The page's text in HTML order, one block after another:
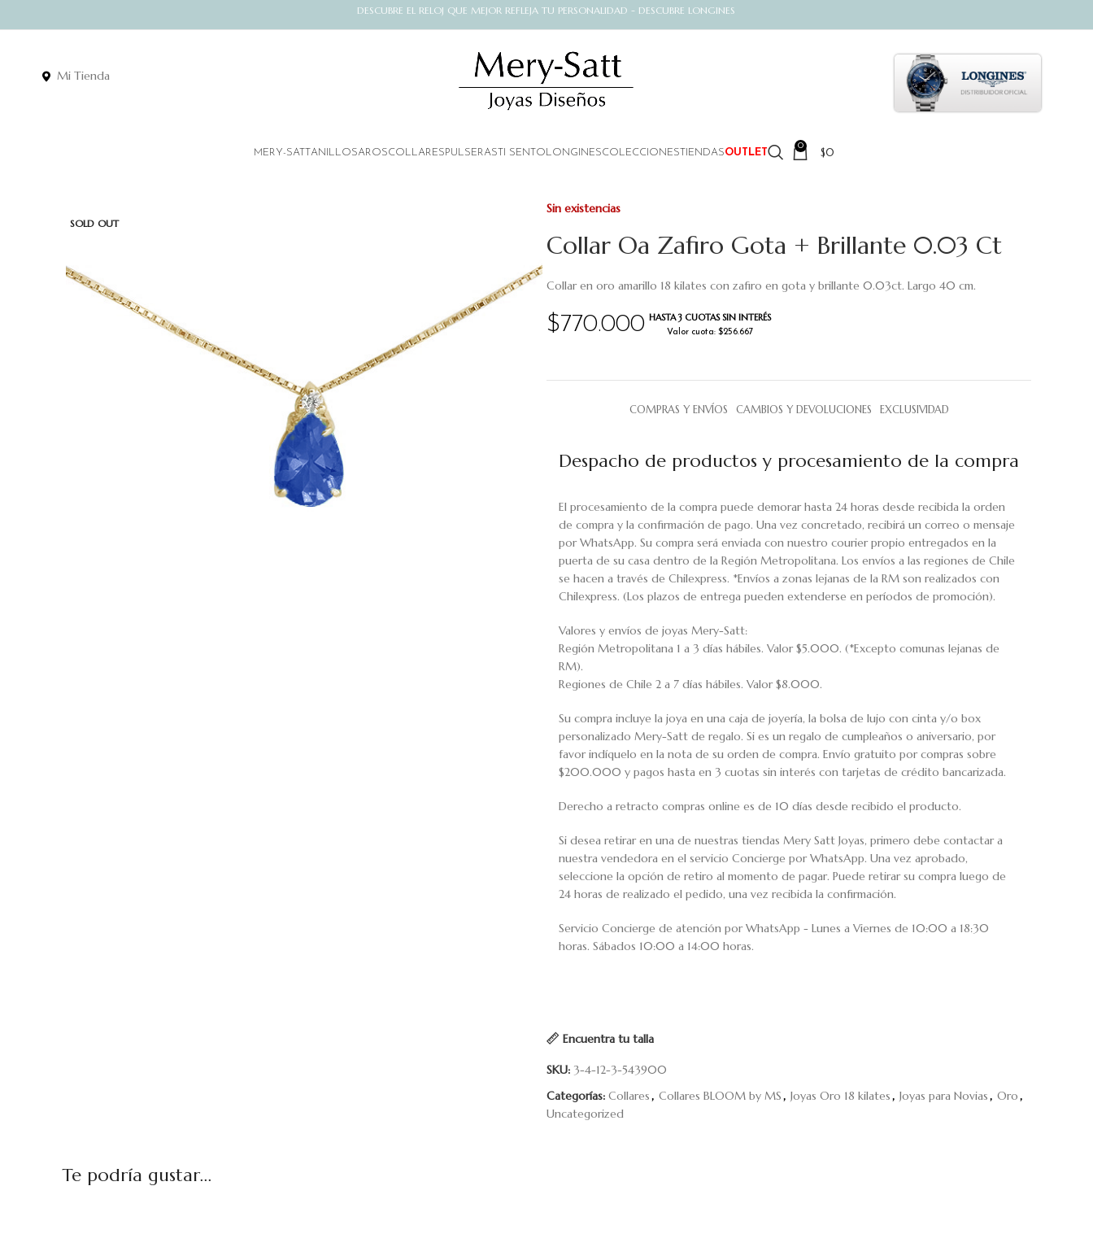
DESCUBRE EL RELOJ QUE MEJOR REFLEJA TU PERSONALIDAD - DESCUBRE LONGINES
Mi Tienda
MERY-SATTANILLOSAROSCOLLARES PULSERASTI SENTO LONGINESCOLECCIONESTIENDASOUTLET
0 $0
SOLD OUT
Collar Oa Zafiro Gota + Brillante 0.03 Ct
$770.000 HASTA 3 CUOTAS SIN INTERÉS
Valor cuota: $256.667
Collar en oro amarillo 18 kilates con zafiro en gota y brillante 0.03ct. Largo 40 cm.
Sin existencias
Encuentra tu talla
COMPRAS Y ENVÍOS CAMBIOS Y DEVOLUCIONES EXCLUSIVIDAD
Despacho de productos y procesamiento de la compra
El procesamiento de la compra puede demorar hasta 24 horas desde recibida la orden
de compra y la confirmación de pago. Una vez concretado, recibirá un correo o mensaje
por WhatsApp. Su compra será enviada con nuestro courier propio entregados en la
puerta de su casa dentro de la Región Metropolitana. Los envíos a las regiones de Chile
se hacen a través de Chilexpress. *Envíos a zonas lejanas de la RM son realizados con
Chilexpress. (Los plazos de entrega pueden extenderse en períodos de promoción).
Valores y envíos de joyas Mery-Satt:
Región Metropolitana 1 a 3 días hábiles. Valor $5.000. (*Excepto comunas lejanas de
RM).
Regiones de Chile 2 a 7 días hábiles. Valor $8.000.
Su compra incluye la joya en una caja de joyería, la bolsa de lujo con cinta y/o box
personalizado Mery-Satt de regalo. Si es un regalo de cumpleaños o aniversario, por
favor indíquelo en la nota de su orden de compra. Envío gratuito por compras sobre
$200.000 y pagos hasta en 3 cuotas sin interés con tarjetas de crédito bancarizada.
Derecho a retracto compras online es de 10 días desde recibido el producto.
Si desea retirar en una de nuestras tiendas Mery Satt Joyas, primero debe contactar a
nuestra vendedora en el servicio Concierge por WhatsApp. Una vez aprobado,
seleccione la opción de retiro al momento de pagar. Puede retirar su compra luego de
24 horas de realizado el pedido, una vez recibida la confirmación.
Servicio Concierge de atención por WhatsApp - Lunes a Viernes de 10:00 a 18:30
horas. Sábados 10:00 a 14:00 horas.
SKU: 3-4-12-3-543900
Categorías: Collares, Collares BLOOM by MS, Joyas Oro 18 kilates, Joyas para Novias, Oro,
Uncategorized
Te podría gustar...